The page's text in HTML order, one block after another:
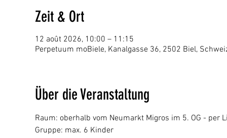
Zeit & Ort
12 août 2026, 10:00 – 11:15
Perpetuum moBiele, Kanalgasse 36, 2502 Biel,
Über die Veranstaltung
Raum: oberhalb vom Neumarkt Migros im 5. OG - per
Gruppe: max. 6 Kinder